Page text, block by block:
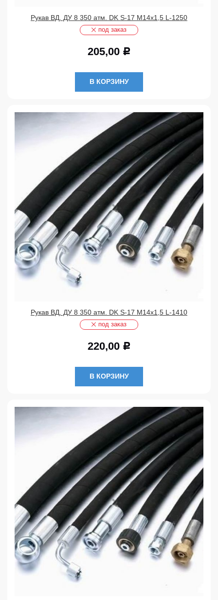
Рукав ВД. ДУ 8 350 атм. DK S-17 М14х1,5 L-1250
под заказ
205,00 Р
В КОРЗИНУ
Рукав ВД. ДУ 8 350 атм. DK S-17 М14х1,5 L-1410
под заказ
220,00 Р
В КОРЗИНУ